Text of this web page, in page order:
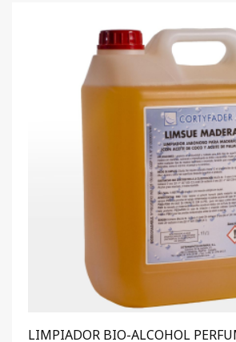
LIMPIADOR BIO-ALCOHOL